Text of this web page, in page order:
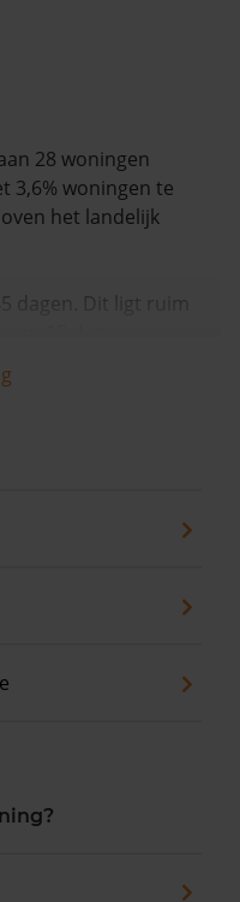
28 woningen
3,6% woningen te
het landelijk
dagen. Dit ligt ruim
De gemiddelde
11,6% gestegen.